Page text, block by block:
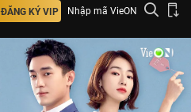
ĐĂNG KÝ VIP Nhập mã VieON